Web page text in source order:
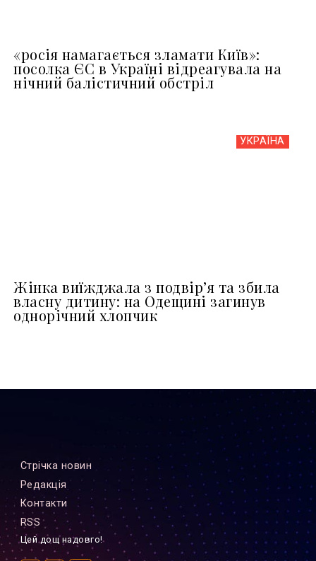
«росія намагається зламати Київ»:
посолка ЄС в Україні відреагувала на
нічний балістичний обстріл
УКРАЇНА
Жінка виїжджала з подвір’я та збила
власну дитину: на Одещині загинув
однорічний хлопчик
Стрiчка новин
Редакцiя
Контакти
RSS
Цей дощ надовго!